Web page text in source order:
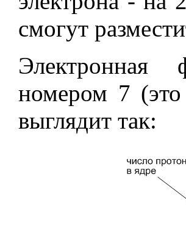
смогут
Электронная
номером 7
выглядит так: